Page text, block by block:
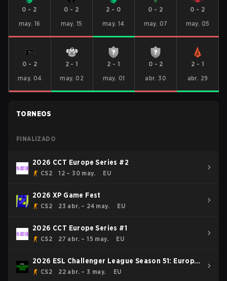
0 - 2
may. 16
0 - 2
may. 15
2 - 0
may. 14
0 - 2
may. 07
0 - 2
may. 05
0 - 2
may. 04
2 -1
may. 02
2 -1
may. 01
0 - 2
abr. 30
2 - 1
abr. 29
TORNEOS
FINALIZADO
2026 CCT Europe Series #2
CS2 12 – 30 may. EU
2026 XP Game Fest
CS2 23 abr. – 24 may. EU
2026 CCT Europe Series #1
CS2 27 abr. – 15 may. EU
2026 ESL Challenger League Season 51: Europe
- Cup #4
CS2 22 abr. – 3 may. EU